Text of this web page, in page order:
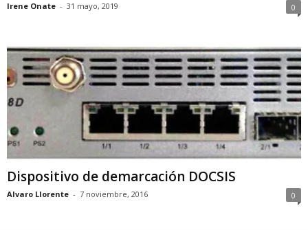
Irene Onate - 31 mayo, 2019 0
Dispositivo de demarcación DOCSIS
Alvaro Llorente - 7 noviembre, 2016 0